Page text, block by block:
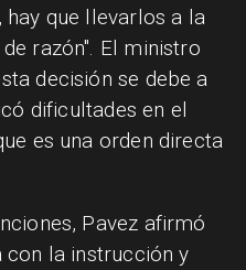
que llevarlos a la
razón". El ministro
decisión se debe a
dificultades en el
es una orden directa
Pavez afirmó
la instrucción y